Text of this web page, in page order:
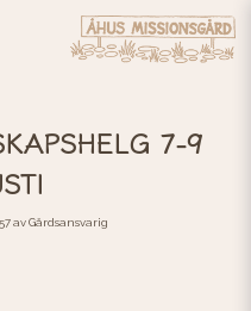
7-9
av Gårdsansvarig